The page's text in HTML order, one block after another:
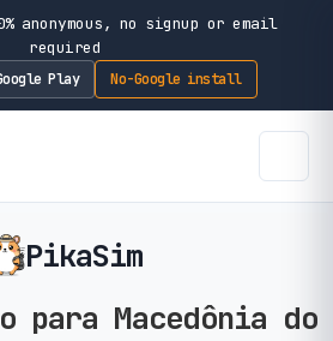
anonymous, no signup or email
required
Play No-Google install
PikaSim
para Macedônia do